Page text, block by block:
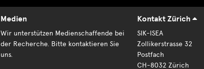
Medien
Wir unterstützen Medienschaffende bei
der Recherche. Bitte kontaktieren Sie
uns.
Kontakt Zürich
SIK-ISEA
Zollikerstrasse 32
Postfach
CH-8032 Zürich